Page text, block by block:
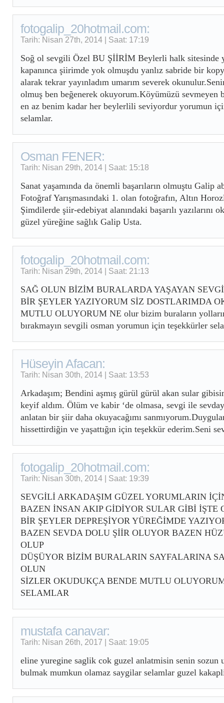
fotogalip_20hotmail.com:
Tarih: Nisan 27th, 2014 | Saat: 17:19
Soğ ol sevgili Özel BU ŞİİRİM Beylerli halk sitesinde
kapanınca şiirimde yok olmuşdu yanlız sabride bir
alarak tekrar yayınladım umarım severek
olmuş ben beğenerek okuyorum.Köyümüzü
en az benim kadar her beylerlili seviyordur yorumun
selamlar.
Osman FENER:
Tarih: Nisan 29th, 2014 | Saat: 15:18
Sanat yaşamında da önemli başarıların olmuştu Galip
Fotoğraf Yarışmasındaki 1. olan fotoğrafın, Altın
Şimdilerde şiir-edebiyat alanındaki başarılı yazılarını
güzel yüreğine sağlık Galip Usta.
fotogalip_20hotmail.com:
Tarih: Nisan 29th, 2014 | Saat: 21:13
SAĞ OLUN BİZİM BURALARDA YAŞAYAN
BİR ŞEYLER YAZIYORUM SİZ DOSTLARIMDA
MUTLU OLUYORUM NE olur bizim buraların
bırakmayın sevgili osman yorumun için teşekkürler
Hüseyin Afacan:
Tarih: Nisan 30th, 2014 | Saat: 13:53
Arkadaşım; Bendini aşmış gürül gürül akan sular
keyif aldım. Ölüm ve kabir ‘de olmasa, sevgi ile
anlatan bir şiir daha okuyacağımı
hissettirdiğin ve yaşattığın için teşekkür ederim.Seni
fotogalip_20hotmail.com:
Tarih: Nisan 30th, 2014 | Saat: 19:39
SEVGİLİ ARKADAŞIM GÜZEL YORUMLARIN
BAZEN İNSAN AKIP GİDİYOR SULAR GİBİ İŞTE
BİR ŞEYLER DEPREŞİYOR YÜREĞİMDE
BAZEN SEVDA DOLU ŞİİR OLUYOR BAZEN
OLUP
DÜŞÜYOR BİZİM BURALARIN SAYFALARINA
OLUN
SİZLER OKUDUKÇA BENDE MUTLU
SELAMLAR
mustafa canavar:
Tarih: Nisan 26th, 2017 | Saat: 19:05
eline yuregine saglik cok guzel anlatmisin senin sozun
bulmak mumkun olamaz saygilar selamlar guzel